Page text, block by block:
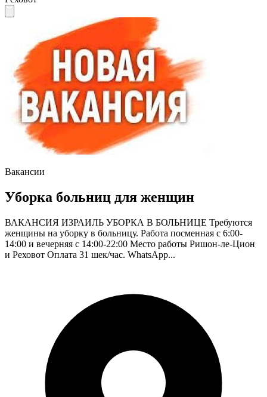
Вакансии
Уборка больниц для женщин
ВАКАНСИЯ ИЗРАИЛЬ УБОРКА В БОЛЬНИЦЕ Требуются
женщины на уборку в больницу. Работа посменная с 6:00-
14:00 и вечерняя с 14:00-22:00 Место работы Ришон-ле-Цион
и Реховот Оплата 31 шек/час. WhatsApp...